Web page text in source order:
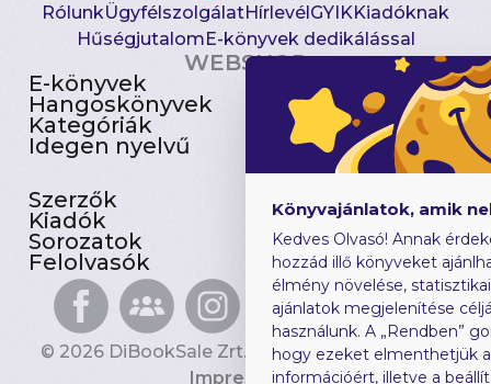
RólunkÜgyfélszolgálatHírlevélGYIKKiadóknak
HűségjutalomE-könyvek dedikálással
WEBSHOP
E-könyvek
Hangoskönyvek
Kategóriák
Idegen nyelvű
Csomagajánlatok
Akciósak
Előjegyezhetők
Újdonságok
Szerzők
Kiadók
Sorozatok
Felolvasók
Gyerekkönyvek
Heti toplista
Ajándékutalvány
Blog
© 2026 DiBookSale Zrt. Minden jog fenntartva.
Impresszum
Könyvajánlatok, amik
Kedves Olvasó! Annak
hozzád illő könyveket
élmény növelése,
ajánlatok megjelenítése
használunk. A „Rendben”
hogy ezeket elmenthetjük
információért, illetve a